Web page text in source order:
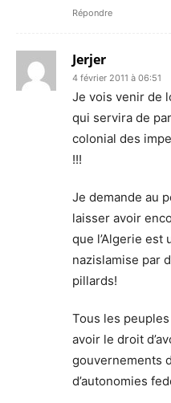
Répondre
Jerjer
4 février 2011 à 06:51
Je vois venir de
qui servira de
colonial des
!!!
Je demande au
laisser avoir
que l’Algerie est
nazislamise par
pillards!
Tous les
avoir le droit
gouvernements
d’autonomies